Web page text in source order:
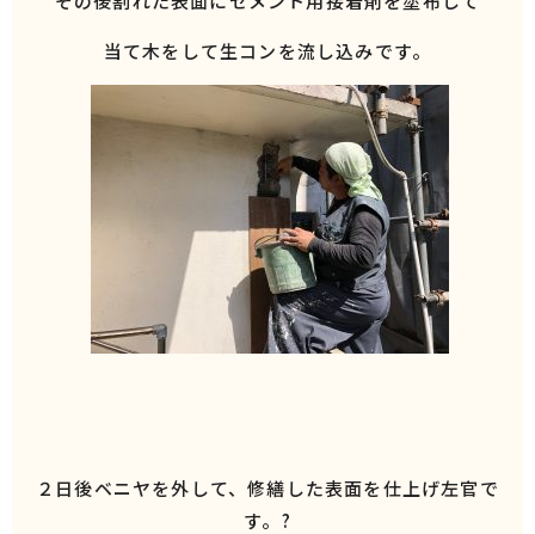
当て木をして生コンを流し込みです。
２日後ベニヤを外して、修繕した表面を仕上げ左官で
す。?